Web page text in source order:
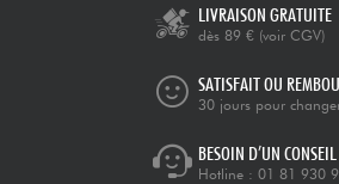
LIVRAISON GRATUITE
dès 89 € (voir CGV)
SATISFAIT OU
30 jours pour
BESOIN D’UN CONSEIL
Hotline : 01 81 930